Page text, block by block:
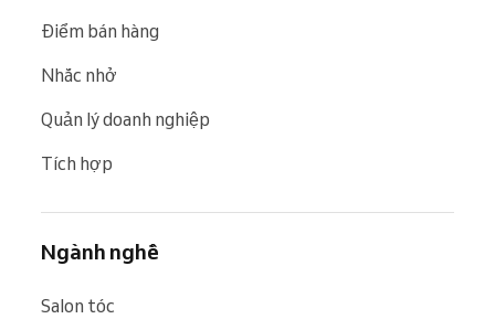
Điểm bán hàng
Nhắc nhở
Quản lý doanh nghiệp
Tích hợp
Ngành nghề
Salon tóc